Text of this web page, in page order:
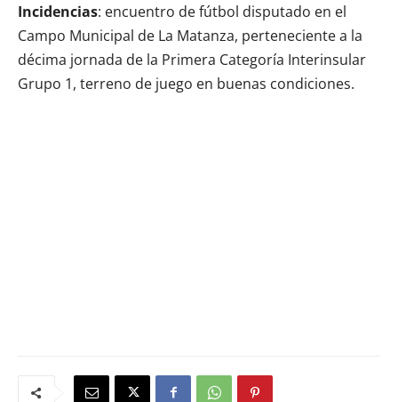
Incidencias: encuentro de fútbol disputado en el
Campo Municipal de La Matanza, perteneciente a la
décima jornada de la Primera Categoría Interinsular
Grupo 1, terreno de juego en buenas condiciones.